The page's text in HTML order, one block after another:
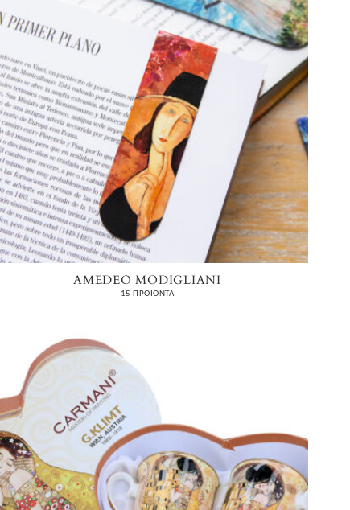
AMEDEO MODIGLIANI
15 ΠΡΟΪΌΝΤΑ